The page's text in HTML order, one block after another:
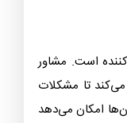
است. مشاور
تا مشکلات
امکان می‌دهد